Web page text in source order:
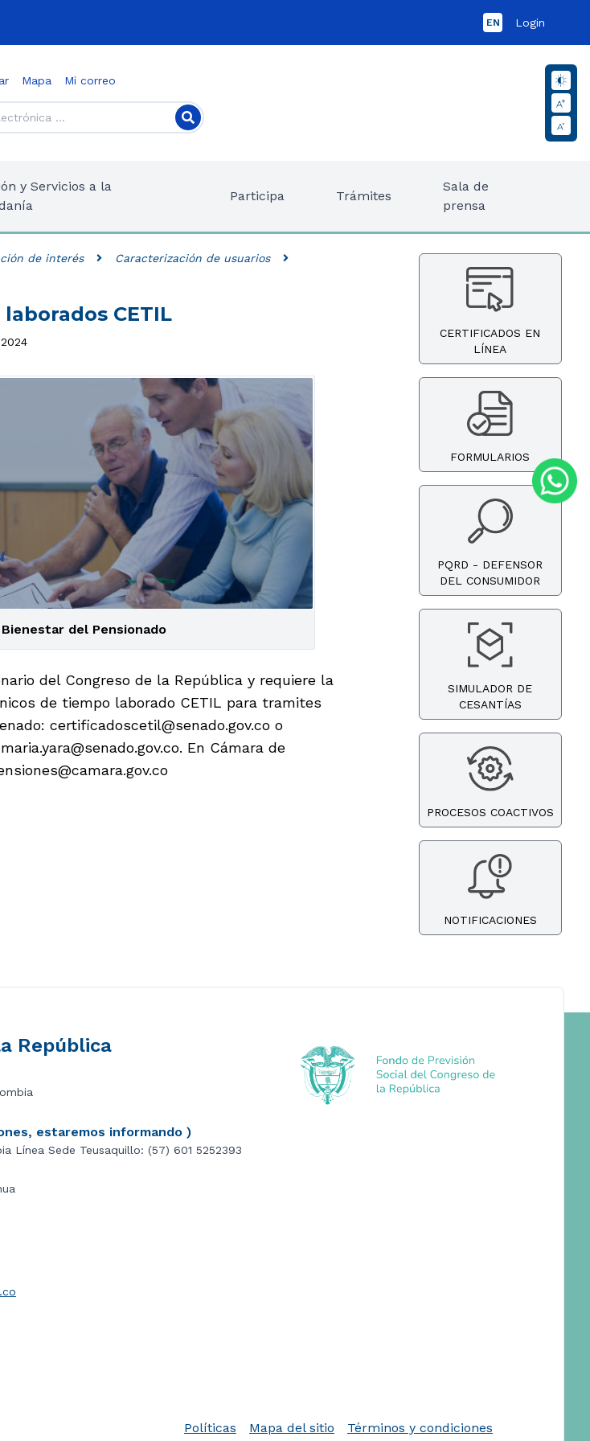
EN Login
Mapa Mi correo
y Servicios a la
Participa Trámites
Sala de
prensa
de interés
Caracterización de usuarios
CETIL
Bienestar del Pensionado
del Congreso de la República y requiere la
de tiempo laborado CETIL para tramites
certificadoscetil@senado.gov.coo
maria.yara@senado.gov.co. En Cámara de
CERTIFICADOS EN
LÍNEA
FORMULARIOS
PQRD - DEFENSOR
DEL CONSUMIDOR
SIMULADOR DE
CESANTÍAS
PROCESOS COACTIVOS
NOTIFICACIONES
República
estaremos informando )
Línea Sede Teusaquillo: (57) 601 5252393
Políticas Mapa del sitio Términos y condiciones